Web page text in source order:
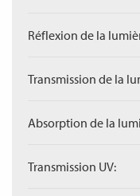
Réflexion de la
Transmission de la
Absorption de la
Transmission UV: